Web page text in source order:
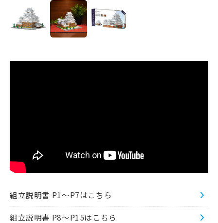
組立説明書 P1～P7はこちら
組立説明書 P8～P15はこちら